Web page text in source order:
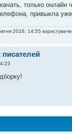
только онлайн
привыкла уже
2016, 14:55